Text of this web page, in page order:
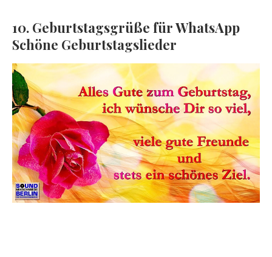
10. Geburtstagsgrüße für WhatsApp ️
Schöne Geburtstagslieder